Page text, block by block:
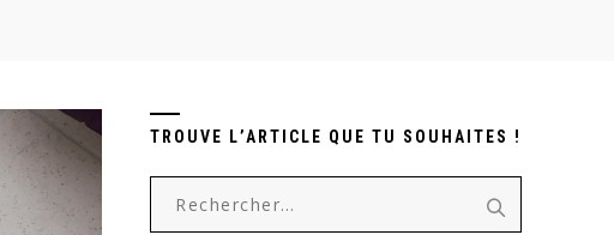
TROUVE L’ARTICLE QUE TU SOUHAITES !
Rechercher :